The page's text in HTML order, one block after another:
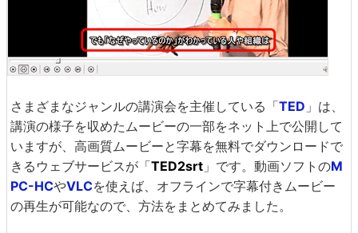
さまざまなジャンルの講演会を主催している「TED 」は、
講演の様子を収めたムービーの一部をネット上で公開して
いますが、高画質ムービーと字幕を無料でダウンロードで
きるウェブサービスが「TED2srt 」です。動画ソフトのM
PC-HCやVLCを使えば、オフラインで字幕付きムービー
の再生が可能なので、方法をまとめてみました。